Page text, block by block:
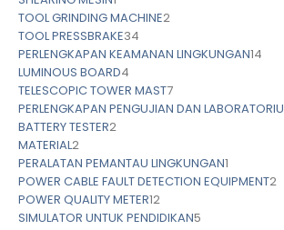
TOOL GRINDING MACHINE2
TOOL PRESSBRAKE34
PERLENGKAPAN KEAMANAN LINGKUNGAN14
LUMINOUS BOARD4
TELESCOPIC TOWER MAST7
PERLENGKAPAN PENGUJIAN DAN
BATTERY TESTER2
MATERIAL2
PERALATAN PEMANTAU LINGKUNGAN1
POWER CABLE FAULT DETECTION EQUIPMENT2
POWER QUALITY METER12
SIMULATOR UNTUK PENDIDIKAN5